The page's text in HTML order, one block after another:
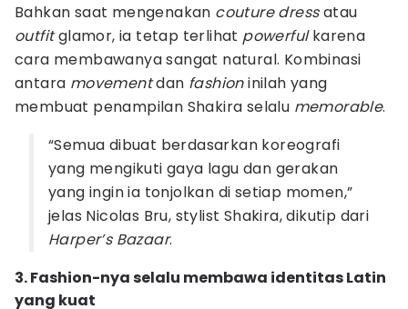
Bahkan saat mengenakan couture dressatau
outfitglamor, ia tetap terlihat powerfulkarena
cara membawanya sangat natural. Kombinasi
antara movementdan fashioninilah yang
membuat penampilan Shakira selalu memorable.
“Semua dibuat berdasarkan koreografi
yang mengikuti gaya lagu dan gerakan
yang ingin ia tonjolkan di setiap momen,”
jelas Nicolas Bru, stylist Shakira, dikutip dari
Harper’s Bazaar.
3. Fashion-nya selalu membawa identitas Latin
yang kuat